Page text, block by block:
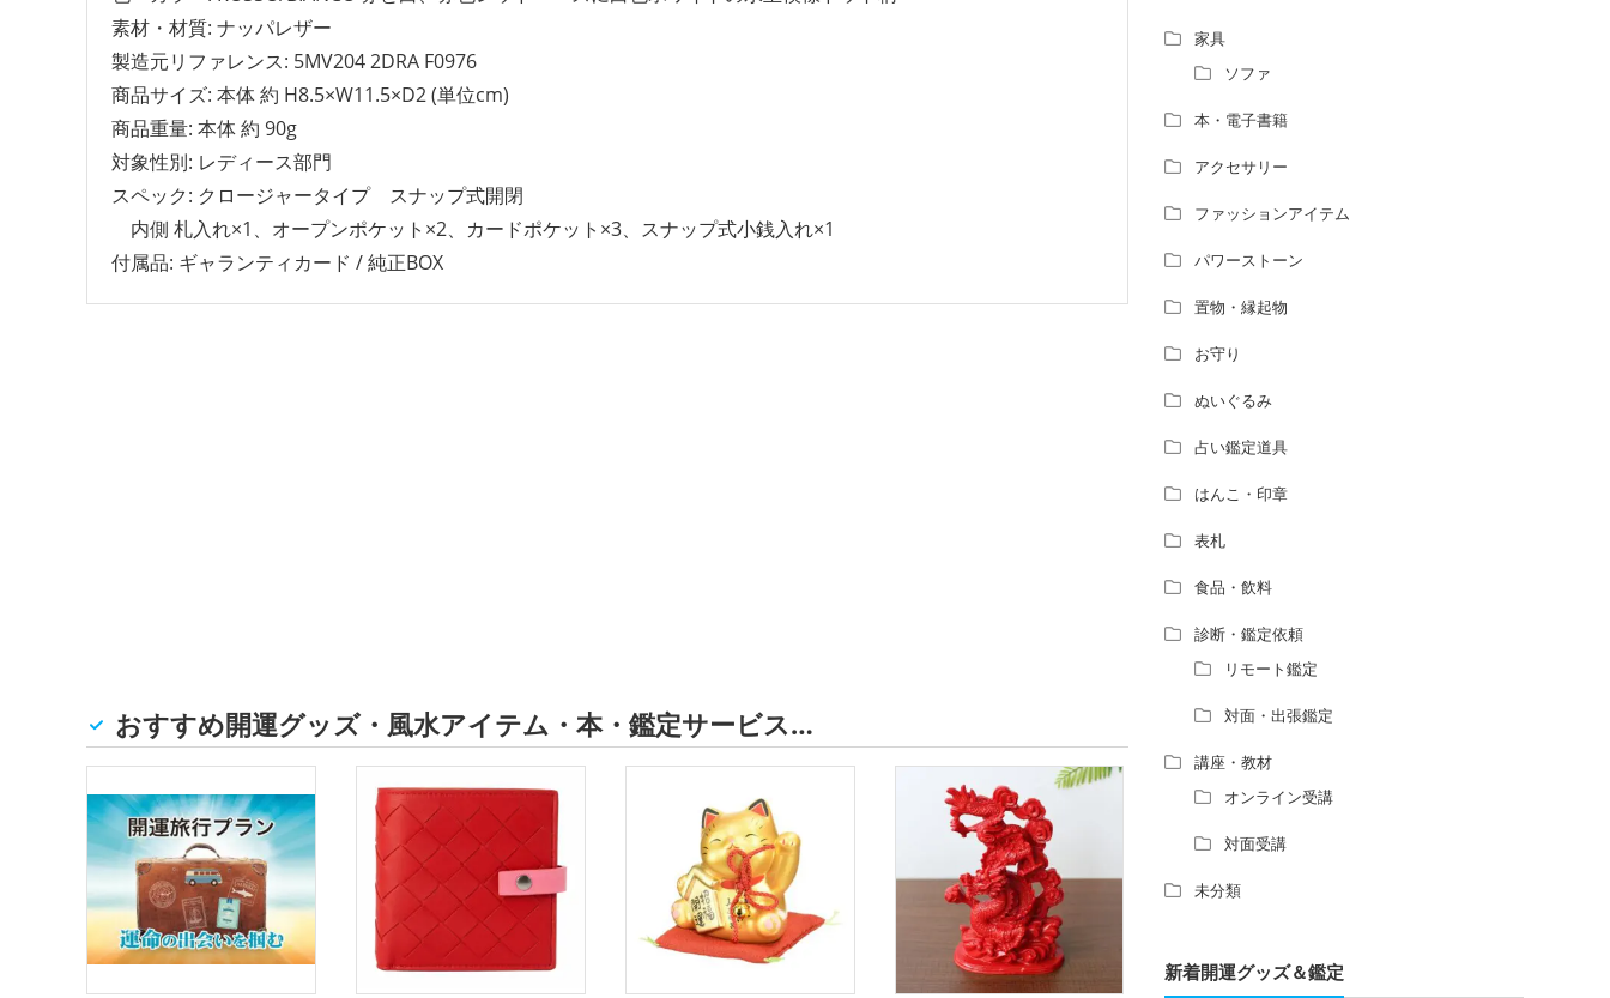
素材・材質: ナッパレザー
製造元リファレンス: 5MV204 2DRA F0976
商品サイズ: 本体 約 H8.5×W11.5×D2 (単位cm)
商品重量: 本体 約 90g
スペック: クロージャータイプ スナップ式開閉
内側 札入れ×1、オープンポケット×2、カードポケット×3、スナップ式小銭入れ×1
付属品: ギャランティカード / 純正BOX
おすすめ開運グッズ・風水アイテム・本・鑑定サービス…
か？
風水師になるには、どんな勉強をすればい
いですか？
家具
ソファ
本・電子書籍
アクセサリー
ファッションアイテム
パワーストーン
置物・縁起物
お守り
ぬいぐるみ
占い鑑定道具
はんこ・印章
表札
食品・飲料
診断・鑑定依頼
リモート鑑定
対面・出張鑑定
講座・教材
オンライン受講
対面受講
未分類
新着開運グッズ＆鑑定